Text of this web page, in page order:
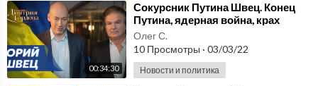
00:34:30
⁣Сокурсник Путина Швец. Конец
Путина, ядерная война, крах
экономики России. В гостях у
Гордона
Олег С.
10 Просмотры · 03/03/22
Новости и политика